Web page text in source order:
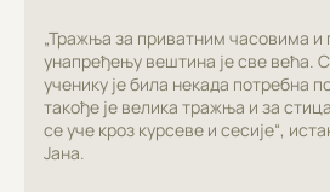
„Тражња за приватним часовима
унапређењу вештина је све већа.
ученику је била некада потребна
такође је велика тражња и за
се уче кроз курсеве и сесије“,
Јана.